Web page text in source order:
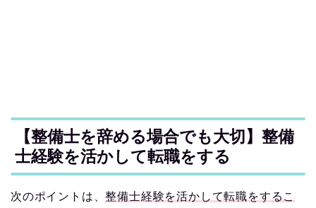
【整備士を辞める場合でも大切】整備
士経験を活かして転職をする
次のポイントは、整備士経験を活かして転職をするこ